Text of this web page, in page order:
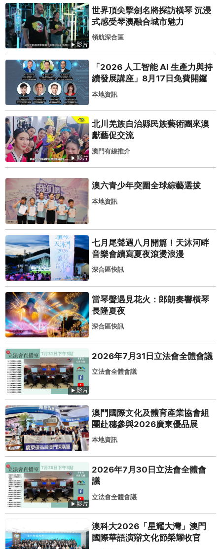
影片
世界頂尖擊劍名將探訪橫琴 沉浸
式感受琴澳融合城市魅力
領航深合區
「2026 人工智能 AI 生產力與持
續發展講座」8月17日免費開鑼
本地資訊
影片
北川羌族自治縣民族藝術團來澳
獻藝促交流
澳門有線推介
澳六青少年突圍全球綜藝選拔
本地資訊
七月尾聲遇八月開篇！天沐河畔
音樂會續寫夏夜滾燙浪漫
深合區快訊
當琴聲遇見花火：郎朗奏響橫琴
長隆夏夜
深合區快訊
影片
2026年7月31日立法會全體會議
立法會全體會議
澳門國際文化及體育產業協會組
團赴穗參與2026廣東優品展
本地資訊
影片
2026年7月30日立法會全體會
議
立法會全體會議
澳科大2026「星耀大灣」澳門
國際華語演辯文化節榮耀收官